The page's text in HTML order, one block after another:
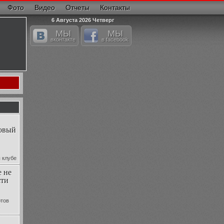
Фото Видео Отчеты Контакты
6 Августа 2026 Четверг
МЫ
вконтакте
МЫ
в facebook
клубе
не